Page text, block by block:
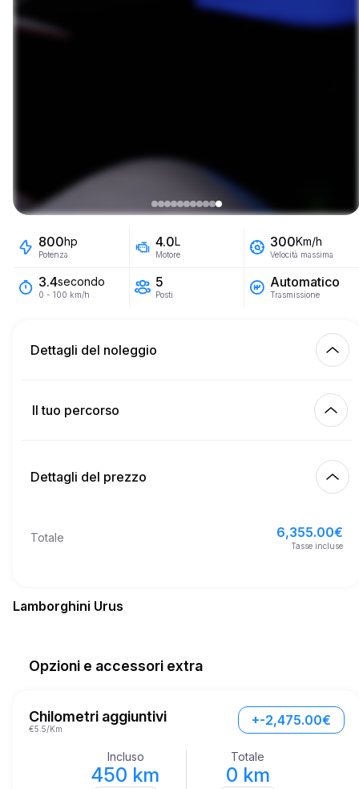
800hp
Potenza
4.0L
Motore
300Km/h
Velocità massima
3.4secondo
0 - 100 km/h
5
Posti
Automatico
Trasmissione
Dettagli del noleggio
450.00
21
12,000.00 €
Il tuo percorso
Fine
Dettagli del prezzo
Totale 6,355.00€
Tasse incluse
Lamborghini Urus
Opzioni e accessori extra
Chilometri aggiuntivi
€5.5/Km
+-2,475.00€
Incluso
450 km
Totale
0 km